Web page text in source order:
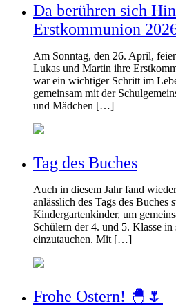
Da berühren sich
Erstkommunion
Am Sonntag, den 26. April,
Lukas und Martin ihre
war ein wichtiger Schritt im
gemeinsam mit der
und Mädchen […]
Tag des Buches
Auch in diesem Jahr fand
anlässlich des Tags des Buches
Kindergartenkinder, um
Schülern der 4. und 5. Klasse in
einzutauchen. Mit […]
Frohe Ostern! 🐣🌷